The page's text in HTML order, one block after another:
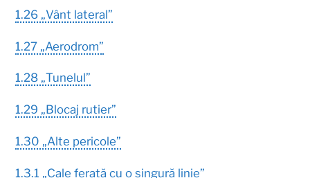
1.26 „Vânt lateral”
1.27 „Aerodrom”
1.28 „Tunelul”
1.29 „Blocaj rutier”
1.30 „Alte pericole”
1.3.1 „Cale ferată cu o singură linie”